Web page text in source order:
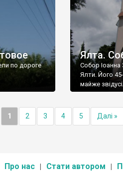
по дороге
Ялта.
Собор
Ялти. Його 45-
майже
1 2 3 4 5 Далі »
Про нас Стати автором